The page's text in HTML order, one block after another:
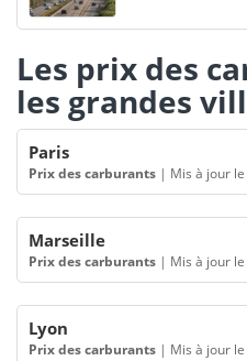
Les prix des
les grandes
Paris
Prix des carburants | Mis à jour
Marseille
Prix des carburants | Mis à jour
Lyon
Prix des carburants | Mis à jour